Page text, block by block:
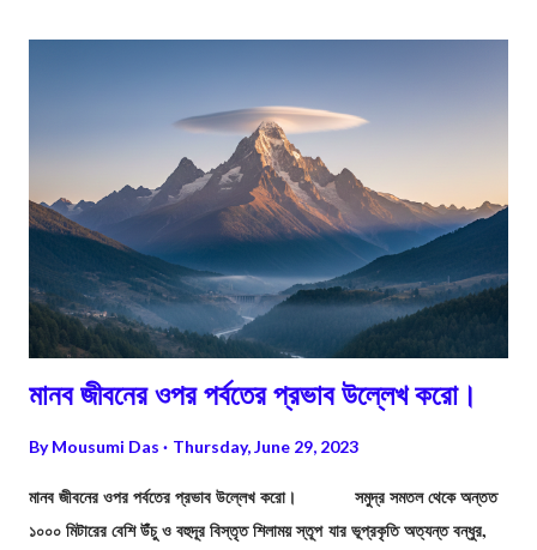
মানব জীবনের ওপর পর্বতের প্রভাব উল্লেখ করো।
ByMousumi Das Thursday, June 29, 2023
মানব জীবনের ওপর পর্বতের প্রভাব উল্লেখ করো। সমুদ্র সমতল থেকে অন্তত
১০০০ মিটারের বেশি উঁচু ও বহুদূর বিস্তৃত শিলাময় স্তূপ যার ভূপ্রকৃতি অত্যন্ত বন্ধুর,